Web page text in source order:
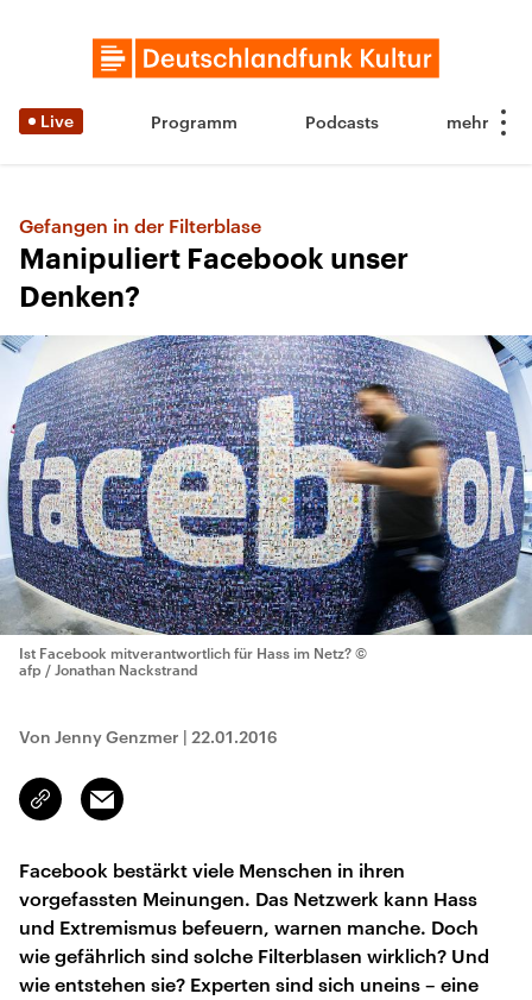
Live Programm Podcasts
Gefangen in der Filterblase
Manipuliert Facebook unser
Denken?
Ist Facebook mitverantwortlich für Hass im Netz? ©
afp / Jonathan Nackstrand
Von Jenny Genzmer | 22.01.2016
Link
kopieren/teilen
Email
Facebook bestärkt viele Menschen in ihren
vorgefassten Meinungen. Das Netzwerk kann Hass
und Extremismus befeuern, warnen manche. Doch
wie gefährlich sind solche Filterblasen wirklich? Und
wie entstehen sie? Experten sind sich uneins – eine